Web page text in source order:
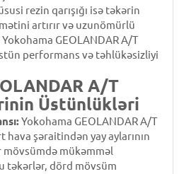
rezin qarışığı isə təkərin
artırır və uzunömürlü
GEOLANDAR A/T
performans və təhlükəsizliyi
A/T
Üstünlükləri
Yokohama GEOLANDAR A/T
hava şəraitindən yay aylarının
mükəmməl
təkərlər, dörd mövsüm